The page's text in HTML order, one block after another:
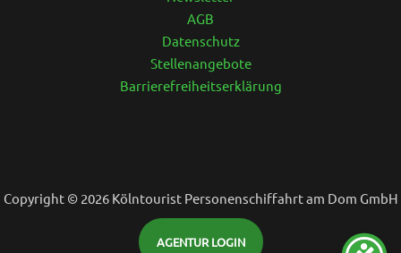
AGB
Datenschutz
Stellenangebote
Barrierefreiheitserklärung
Copyright © 2026 Kölntourist Personenschiffahrt am Dom GmbH
AGENTUR LOGIN